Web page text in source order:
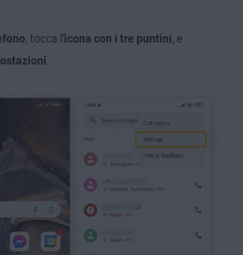
, tocca l'icona con i tre puntini e